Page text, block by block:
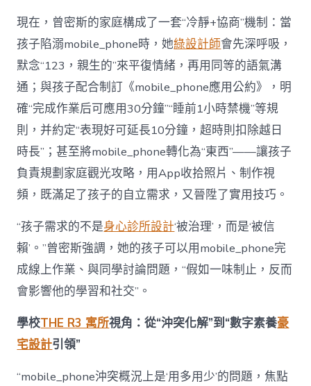
現在，曾密斯的家庭構成了一套“冷靜+協商”機制：當
孩子陷溺mobile_phone時，她綠設計師會先深呼吸，
默念“123，親生的”來平復情緒，再用同等的語氣溝
通；與孩子配合制訂《mobile_phone應用公約》，明
確“完成作業后可應用30分鐘”“睡前1小時禁機”等規
則，并約定“表現好可延長10分鐘，超時則扣除越日
時長”；甚至將mobile_phone轉化為“東西”——讓孩子
負責規劃家庭觀光攻略，用App收拾照片、制作視
頻，既滿足了孩子的自立需求，又晉陞了實用技巧。
“孩子需求的不是身心診所設計‘被治理’，而是‘被信
賴’。”曾密斯強調，她的孩子可以用mobile_phone完
成線上作業、與同學討論問題，“假如一味制止，反而
會影響他的學習和社交”。
學校THE R3 寓所視角：從“沖突化解”到“數字素養豪
宅設計引領”
“mobile_phone沖突概況上是‘用多用少’的問題，焦點